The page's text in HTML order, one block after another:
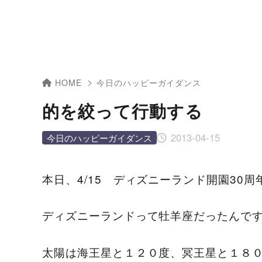
HOME 今日のハッピーガイダンス
的を絞って行動する
2013-04-15
今日のハッピーガイダンス
本日、4/15 ディズニーランド開園30周
ディズニーランドって牡羊座だったんで
太陽は海王星と１２０度、冥王星と１８